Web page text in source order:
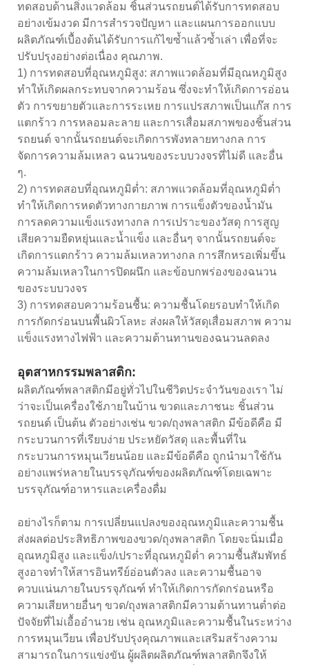
ทดสอบด้านสิ่งแวดล้อม ชิ้นส่วนรถยนต์ได้รับการทดสอบ
อย่างเข้มงวด มีการสำรวจปัญหา และแผนการออกแบบ
ผลิตภัณฑ์เบื้องต้นได้รับการแก้ไขซ้ำแล้วซ้ำเล่า เพื่อที่จะ
ปรับปรุงอย่างต่อเนื่อง คุณภาพ.
1) การทดสอบที่อุณหภูมิสูง: สภาพแวดล้อมที่มีอุณหภูมิสูง
ทำให้เกิดผลกระทบจากความร้อน ซึ่งจะทำให้เกิดการอ่อน
ตัว การขยายตัวและการระเหย การแปรสภาพเป็นแก๊ส การ
แตกร้าว การหลอมละลาย และการเสื่อมสภาพของชิ้นส่วน
รถยนต์ จากนั้นรถยนต์จะเกิดการพังทลายทางกล การ
จัดการความล้มเหลว ฉนวนของระบบวงจรที่ไม่ดี และอื่น
ๆ.
2) การทดสอบที่อุณหภูมิต่ำ: สภาพแวดล้อมที่อุณหภูมิต่ำ
ทำให้เกิดการหดตัวทางกายภาพ การแข็งตัวของน้ำมัน
การลดความแข็งแรงทางกล การเปราะของวัสดุ การสูญ
เสียความยืดหยุ่นและน้ำแข็ง และอื่นๆ จากนั้นรถยนต์จะ
เกิดการแตกร้าว ความล้มเหลวทางกล การสึกหรอเพิ่มขึ้น
ความล้มเหลวในการปิดผนึก และข้อบกพร่องของฉนวน
ของระบบวงจร
3) การทดสอบความร้อนชื้น: ความชื้นโดยรอบทำให้เกิด
การกัดกร่อนบนพื้นผิวโลหะ ส่งผลให้วัสดุเสื่อมสภาพ ความ
แข็งแรงทางไฟฟ้า และความต้านทานของฉนวนลดลง
อุตสาหกรรมพลาสติก:
ผลิตภัณฑ์พลาสติกมีอยู่ทั่วไปในชีวิตประจำวันของเรา ไม่
ว่าจะเป็นเครื่องใช้ภายในบ้าน ขวดและภาชนะ ชิ้นส่วน
รถยนต์ เป็นต้น ตัวอย่างเช่น ขวด/ถุงพลาสติก มีข้อดีคือ มี
กระบวนการที่เรียบง่าย ประหยัดวัสดุ และพื้นที่ใน
กระบวนการหมุนเวียนน้อย และมีข้อดีคือ ถูกนำมาใช้กัน
อย่างแพร่หลายในบรรจุภัณฑ์ของผลิตภัณฑ์โดยเฉพาะ
บรรจุภัณฑ์อาหารและเครื่องดื่ม
อย่างไรก็ตาม การเปลี่ยนแปลงของอุณหภูมิและความชื้น
ส่งผลต่อประสิทธิภาพของขวด/ถุงพลาสติก โดยจะนิ่มเมื่อ
อุณหภูมิสูง และแข็ง/เปราะที่อุณหภูมิต่ำ ความชื้นสัมพัทธ์
สูงอาจทำให้สารอินทรีย์อ่อนตัวลง และความชื้นอาจ
ควบแน่นภายในบรรจุภัณฑ์ ทำให้เกิดการกัดกร่อนหรือ
ความเสียหายอื่นๆ ขวด/ถุงพลาสติกมีความต้านทานต่ำต่อ
ปัจจัยที่ไม่เอื้ออำนวย เช่น อุณหภูมิและความชื้นในระหว่าง
การหมุนเวียน เพื่อปรับปรุงคุณภาพและเสริมสร้างความ
สามารถในการแข่งขัน ผู้ผลิตผลิตภัณฑ์พลาสติกจึงให้